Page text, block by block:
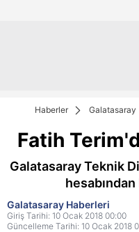
Haberler Galatasaray
Fatih
Galatasaray Teknik
hesabından
Galatasaray Haberleri
Giriş Tarihi: 10 Ocak 2018 00:00
Güncelleme Tarihi: 10 Ocak 2018